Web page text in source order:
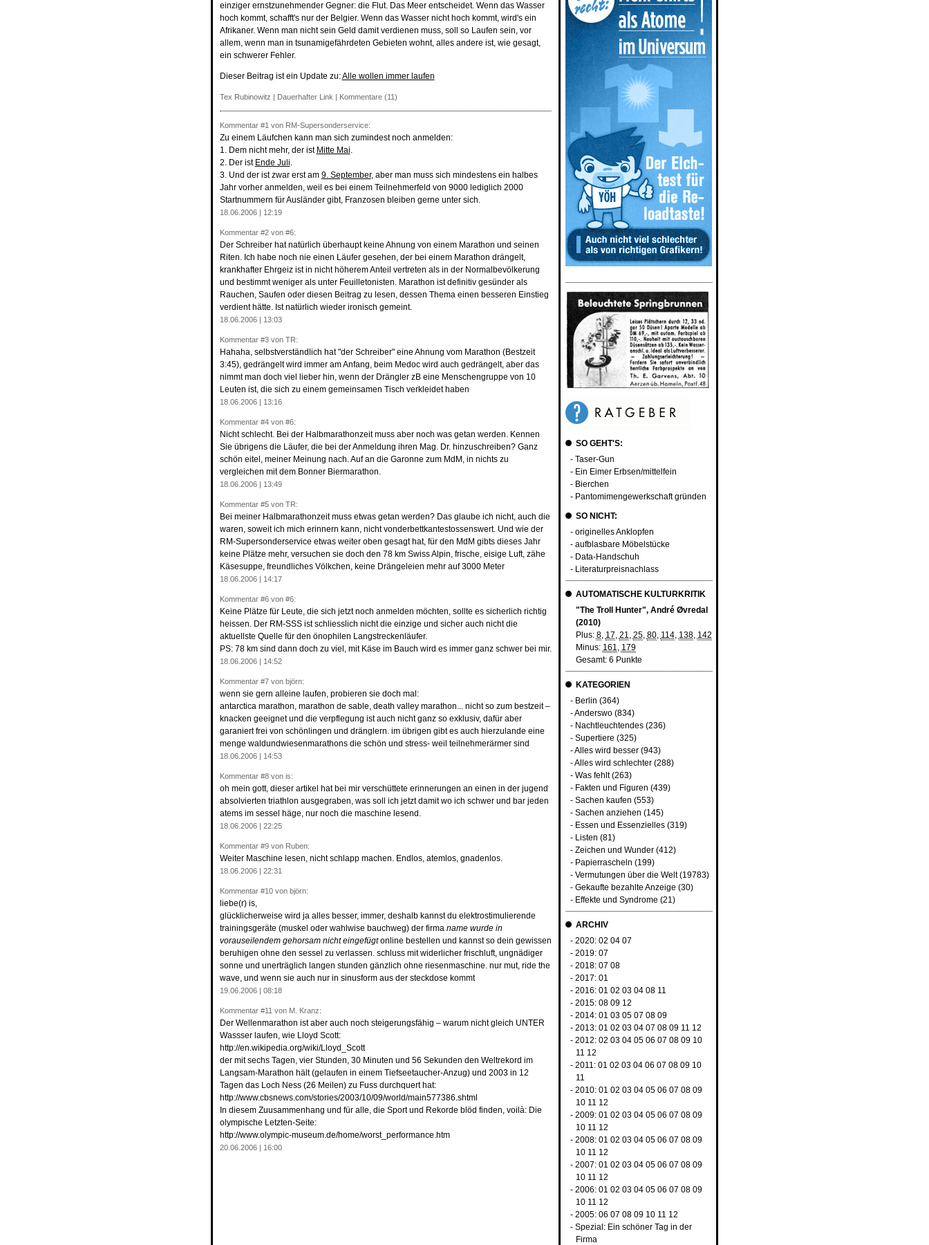
einziger ernstzunehmender Gegner: die Flut. Das Meer entscheidet. Wenn das Wasser
hoch kommt, schafft's nur der Belgier. Wenn das Wasser nicht hoch kommt, wird's ein
Afrikaner. Wenn man nicht sein Geld damit verdienen muss, soll so Laufen sein, vor
allem, wenn man in tsunamigefährdeten Gebieten wohnt, alles andere ist, wie gesagt,
ein schwerer Fehler.
Dieser Beitrag ist ein Update zu:Alle wollen immer laufen
Tex Rubinowitz | Dauerhafter Link | Kommentare (11)
Kommentar #1 von RM-Supersonderservice:
Zu einem Läufchen kann man sich zumindest noch anmelden:
1. Dem nicht mehr, der ist Mitte Mai.
2. Der ist Ende Juli.
3. Und der ist zwar erst am 9. September, aber man muss sich mindestens ein halbes
Jahr vorher anmelden, weil es bei einem Teilnehmerfeld von 9000 lediglich 2000
Startnummern für Ausländer gibt, Franzosen bleiben gerne unter sich.
18.06.2006 | 12:19
Kommentar #2von #6:
Der Schreiber hat natürlich überhaupt keine Ahnung von einem Marathon und seinen
Riten. Ich habe noch nie einen Läufer gesehen, der bei einem Marathon drängelt,
krankhafter Ehrgeiz ist in nicht höherem Anteil vertreten als in der Normalbevölkerung
und bestimmt weniger als unter Feuilletonisten. Marathon ist definitiv gesünder als
Rauchen, Saufen oder diesen Beitrag zu lesen, dessen Thema einen besseren Einstieg
verdient hätte. Ist natürlich wieder ironisch gemeint.
18.06.2006 | 13:03
Kommentar #3von TR:
Hahaha, selbstverständlich hat "der Schreiber" eine Ahnung vom Marathon (Bestzeit
3:45), gedrängelt wird immer am Anfang, beim Medoc wird auch gedrängelt, aber das
nimmt man doch viel lieber hin, wenn der Drängler zB eine Menschengruppe von 10
Leuten ist, die sich zu einem gemeinsamen Tisch verkleidet haben
18.06.2006 | 13:16
Kommentar #4von #6:
Nicht schlecht. Bei der Halbmarathonzeit muss aber noch was getan werden. Kennen
Sie übrigens die Läufer, die bei der Anmeldung ihren Mag. Dr. hinzuschreiben? Ganz
schön eitel, meiner Meinung nach. Auf an die Garonne zum MdM, in nichts zu
vergleichen mit dem Bonner Biermarathon.
18.06.2006 | 13:49
Kommentar #5von TR:
Bei meiner Halbmarathonzeit muss etwas getan werden? Das glaube ich nicht, auch die
waren, soweit ich mich erinnern kann, nicht vonderbettkantestossenswert. Und wie der
RM-Supersonderservice etwas weiter oben gesagt hat, für den MdM gibts dieses Jahr
keine Plätze mehr, versuchen sie doch den 78 km Swiss Alpin, frische, eisige Luft, zähe
Käsesuppe, freundliches Völkchen, keine Drängeleien mehr auf 3000 Meter
18.06.2006 | 14:17
Kommentar #6von #6:
Keine Plätze für Leute, die sich jetzt noch anmelden möchten, sollte es sicherlich richtig
heissen. Der RM-SSS ist schliesslich nicht die einzige und sicher auch nicht die
aktuellste Quelle für den önophilen Langstreckenläufer.
PS: 78 km sind dann doch zu viel, mit Käse im Bauch wird es immer ganz schwer bei mir.
18.06.2006 | 14:52
Kommentar #7von björn:
wenn sie gern alleine laufen, probieren sie doch mal:
antarctica marathon, marathon de sable, death valley marathon... nicht so zum bestzeit –
knacken geeignet und die verpflegung ist auch nicht ganz so exklusiv, dafür aber
garaniert frei von schönlingen und dränglern. im übrigen gibt es auch hierzulande eine
menge waldundwiesenmarathons die schön und stress- weil teilnehmerärmer sind
18.06.2006 | 14:53
Kommentar #8von is:
oh mein gott, dieser artikel hat bei mir verschüttete erinnerungen an einen in der jugend
absolvierten triathlon ausgegraben, was soll ich jetzt damit wo ich schwer und bar jeden
atems im sessel häge, nur noch die maschine lesend.
18.06.2006 | 22:25
Kommentar #9von Ruben:
Weiter Maschine lesen, nicht schlapp machen. Endlos, atemlos, gnadenlos.
18.06.2006 | 22:31
Kommentar #10von björn:
liebe(r) is,
glücklicherweise wird ja alles besser, immer, deshalb kannst du elektrostimulierende
trainingsgeräte (muskel oder wahlwise bauchweg) der firma name wurde in
vorauseilendem gehorsam nicht eingefügtonline bestellen und kannst so dein gewissen
beruhigen ohne den sessel zu verlassen. schluss mit widerlicher frischluft, ungnädiger
sonne und unerträglich langen stunden gänzlich ohne riesenmaschine. nur mut, ride the
wave, und wenn sie auch nur in sinusform aus der steckdose kommt
19.06.2006 | 08:18
Kommentar #11 von M. Kranz:
Der Wellenmarathon ist aber auch noch steigerungsfähig – warum nicht gleich UNTER
Wassser laufen, wie Lloyd Scott:
http://en.wikipedia.org/wiki/Lloyd_Scott
der mit sechs Tagen, vier Stunden, 30 Minuten und 56 Sekunden den Weltrekord im
Langsam-Marathon hält (gelaufen in einem Tiefseetaucher-Anzug) und 2003 in 12
Tagen das Loch Ness (26 Meilen) zu Fuss durchquert hat:
http://www.cbsnews.com/stories/2003/10/09/world/main577386.shtml
In diesem Zuusammenhang und für alle, die Sport und Rekorde blöd finden, voilà: Die
olympische Letzten-Seite:
http://www.olympic-museum.de/home/worst_performance.htm
20.06.2006 | 16:00
SO GEHT'S:
- Taser-Gun
- Ein Eimer Erbsen/mittelfein
- Bierchen
- Pantomimengewerkschaft gründen
SO NICHT:
- originelles Anklopfen
- aufblasbare Möbelstücke
- Data-Handschuh
- Literaturpreisnachlass
AUTOMATISCHE KULTURKRITIK
"The Troll Hunter", André Øvredal
(2010)
Plus: 8, 17, 21, 25, 80, 114, 138, 142
Minus: 161, 179
Gesamt: 6 Punkte
KATEGORIEN
- Berlin (364)
-Anderswo (834)
- Nachtleuchtendes (236)
-Supertiere (325)
-Alles wird besser (943)
-Alles wird schlechter (288)
-Was fehlt(263)
- Fakten und Figuren (439)
-Sachen kaufen (553)
-Sachen anziehen (145)
- Essen und Essenzielles (319)
- Listen (81)
-Zeichen und Wunder (412)
- Papierrascheln (199)
-Vermutungen über die Welt(19783)
-Gekaufte bezahlte Anzeige (30)
- Effekte und Syndrome (21)
ARCHIV
- 2020:02 04 07
- 2019:07
- 2018:07 08
- 2017:01
- 2016:01 02 03 04 08 11
- 2015:08 09 12
- 2014:01 03 05 07 08 09
- 2013:01 02 03 04 07 08 09 11 12
- 2012:02 03 04 05 06 07 08 09 10
11 12
- 2011:01 02 03 04 06 07 08 09 10
11
- 2010:01 02 03 04 05 06 07 08 09
10 11 12
- 2009:01 02 03 04 05 06 07 08 09
10 11 12
- 2008:01 02 03 04 05 06 07 08 09
10 11 12
- 2007:01 02 03 04 05 06 07 08 09
10 11 12
- 2006:01 02 03 04 05 06 07 08 09
10 11 12
- 2005:06 07 08 09 10 11 12
-Spezial: Ein schöner Tag in der
Firma